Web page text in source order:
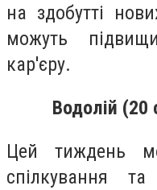
на здобутті
можуть
кар'єру.
Водолій (20
Цей тиждень
спілкування